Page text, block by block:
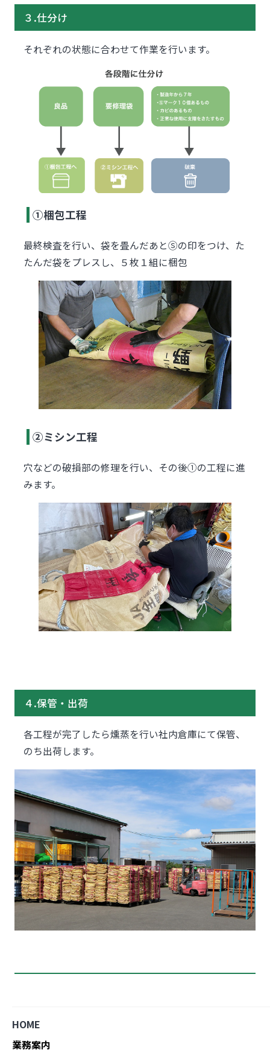
３.仕分け
それぞれの状態に合わせて作業を行います。
①梱包工程
最終検査を行い、袋を畳んだあとⓈの印をつけ、た
たんだ袋をプレスし、５枚１組に梱包
②ミシン工程
穴などの破損部の修理を行い、その後①の工程に進
みます。
４.保管・出荷
各工程が完了したら燻蒸を行い社内倉庫にて保管、
のち出荷します。
HOME
業務案内